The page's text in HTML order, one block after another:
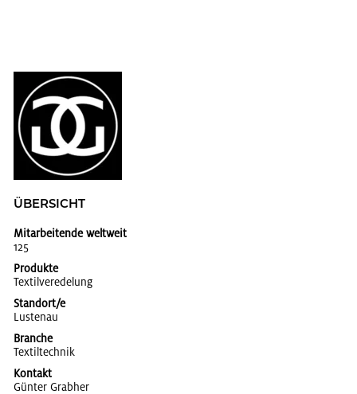
ÜBER­SICHT
Mitarbeitende weltweit
125
Produkte
Tex­til­ver­ede­lung
Standort/e
Lus­ten­au
Branche
Tex­til­tech­nik
Kontakt
Gün­ter Grab­her